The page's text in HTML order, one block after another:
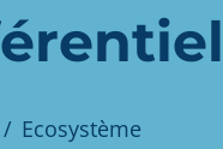
Ecosystème